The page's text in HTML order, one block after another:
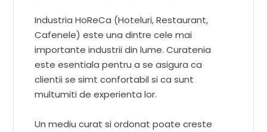
Industria HoReCa (Hoteluri, Restaurant,
Cafenele) este una dintre cele mai
importante industrii din lume. Curatenia
este esentiala pentru a se asigura ca
clientii se simt confortabil si ca sunt
multumiti de experienta lor.
Un mediu curat si ordonat poate creste